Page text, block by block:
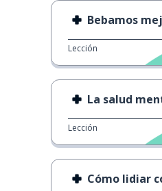
Bebamos
Lección
La salud
Lección
Cómo lidiar